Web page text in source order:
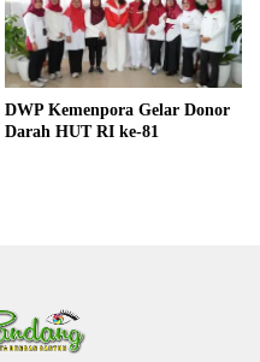
DWP Kemenpora Gelar Donor
Darah HUT RI ke-81